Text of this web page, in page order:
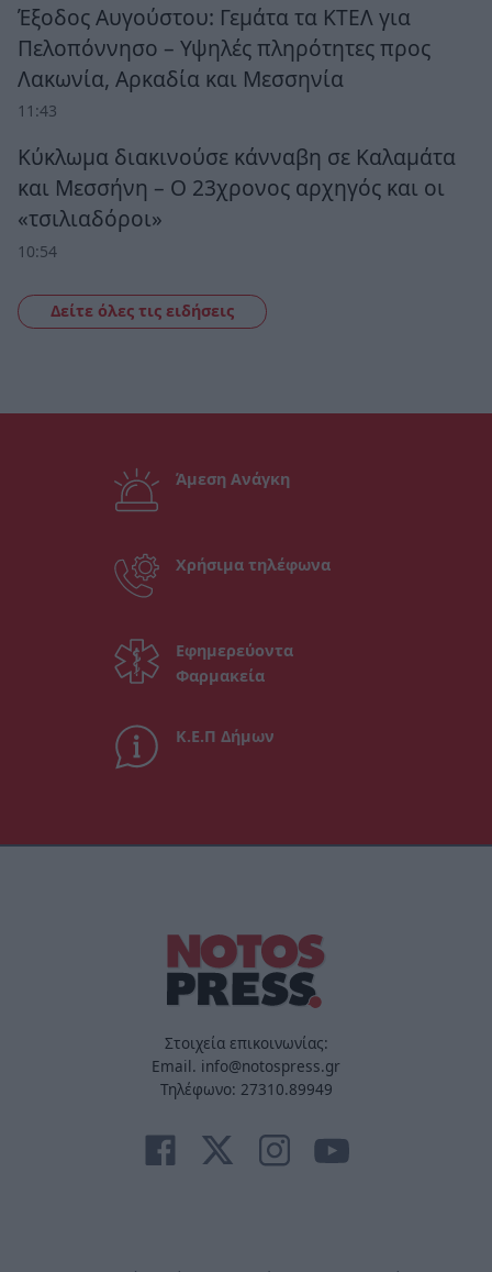
Έξοδος Αυγούστου: Γεμάτα τα ΚΤΕΛ για
Πελοπόννησο – Υψηλές πληρότητες προς
Λακωνία, Αρκαδία και Μεσσηνία
11:43
Κύκλωμα διακινούσε κάνναβη σε Καλαμάτα
και Μεσσήνη – Ο 23χρονος αρχηγός και οι
«τσιλιαδόροι»
10:54
Δείτε όλες τις ειδήσεις
Άμεση Ανάγκη
Χρήσιμα τηλέφωνα
Εφημερεύοντα
Φαρμακεία
Κ.Ε.Π Δήμων
Στοιχεία επικοινωνίας:
Email. info@notospress.gr
Τηλέφωνο: 27310.89949